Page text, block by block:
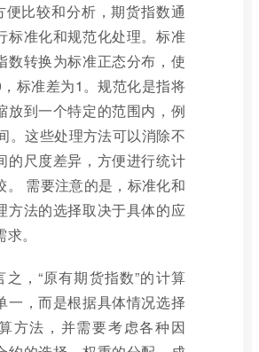
便比较和分析，期货指数通
标准化和规范化处理。标准
数转换为标准正态分布，使
标准差为1。规范化是指将
放到一个特定的范围内，例
。这些处理方法可以消除不
的尺度差异，方便进行统计
。 需要注意的是，标准化和
方法的选择取决于具体的应
。
之，“原有期货指数”的计算
一，而是根据具体情况选择
方法，并需要考虑各种因